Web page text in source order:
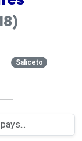
Saliceto